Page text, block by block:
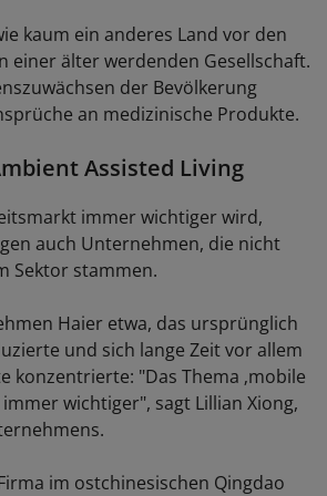
kaum ein anderes Land vor den
einer älter werdenden Gesellschaft.
der Bevölkerung
an medizinische Produkte.
Assisted Living
immer wichtiger wird,
auch Unternehmen, die nicht
Sektor stammen.
Haier etwa, das ursprünglich
und sich lange Zeit vor allem
konzentrierte: "Das Thema ‚mobile
wichtiger", sagt Lillian Xiong,
im ostchinesischen Qingdao